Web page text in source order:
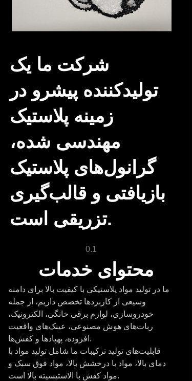
0.1
محتوای خدمات
ما در تولید مواد پلاستیکی با کیفیت بالا برای دامنه
وسیعی از کاربردها تخصص داریم، از جمله
خودروسازی، لوازم برقی خانگی، الکترونیک،
ربات‌های هوش مصنوعی، عینک‌های واقعیت
افزوده، پهپادها و کفش‌ها.
قابلیت‌های تولید ترکیبات ما شامل تولید مواد با
دمای بالا، مواد با درخشش بالا، مواد فوق سبک و
مواد کفش با الاستیسیته بالا است.
شرکت ما یک
تولیدکننده پیشرو در
زمینه پلاستیک
مهندسی شده،
گرانول‌های پلاستیک
بازیافتی و قالب‌گیری
تزریقی است.